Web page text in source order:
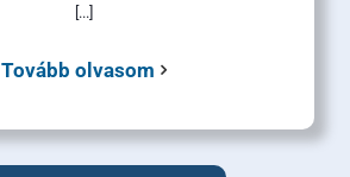
[...]
Tovább olvasom